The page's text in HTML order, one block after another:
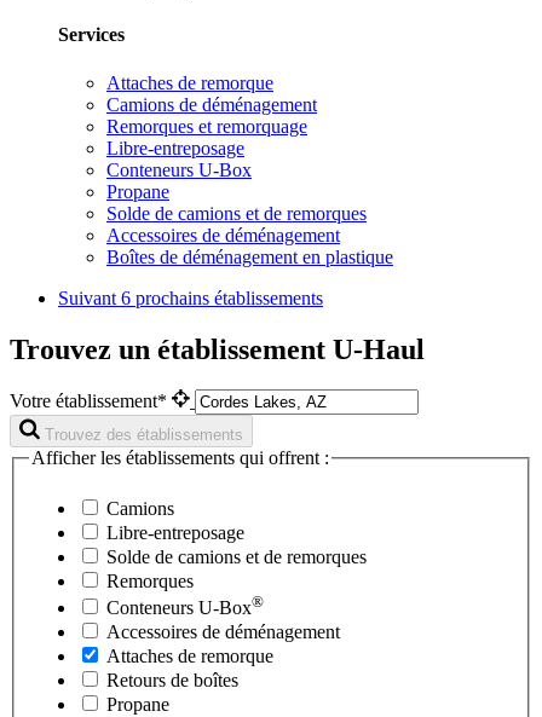
Services
Attaches de remorque
Camions de déménagement
Remorques et remorquage
Libre-entreposage
Conteneurs U-Box
Propane
Solde de camions et de remorques
Accessoires de déménagement
Boîtes de déménagement en plastique
Suivant 6 prochains établissements
Trouvez un établissement U-Haul
Votre établissement*
Trouvez des établissements
Afficher les établissements qui offrent :
Camions
Libre-entreposage
Solde de camions et de remorques
Remorques
Conteneurs U-Box®
Accessoires de déménagement
Attaches de remorque
Retours de boîtes
Propane